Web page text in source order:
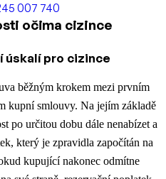
007 740
očima cizince
úskalí pro cizince
běžným krokem mezi prvním
kupní smlouvy. Na jejím základě
po určitou dobu dále nenabízet a
který je zpravidla započítán na
kupující nakonec odmítne